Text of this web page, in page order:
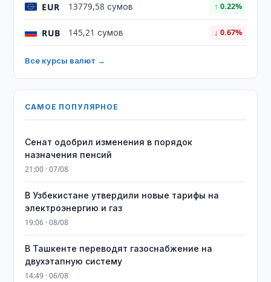
EUR 13779,58 сумов ↑ 0.22%
RUB 145,21 сумов ↓ 0.67%
Все курсы валют →
САМОЕ ПОПУЛЯРНОЕ
Сенат одобрил изменения в порядок
назначения пенсий
21:00 · 07/08
В Узбекистане утвердили новые тарифы на
электроэнергию и газ
19:06 · 08/08
В Ташкенте переводят газоснабжение на
двухэтапную систему
14:49 · 06/08